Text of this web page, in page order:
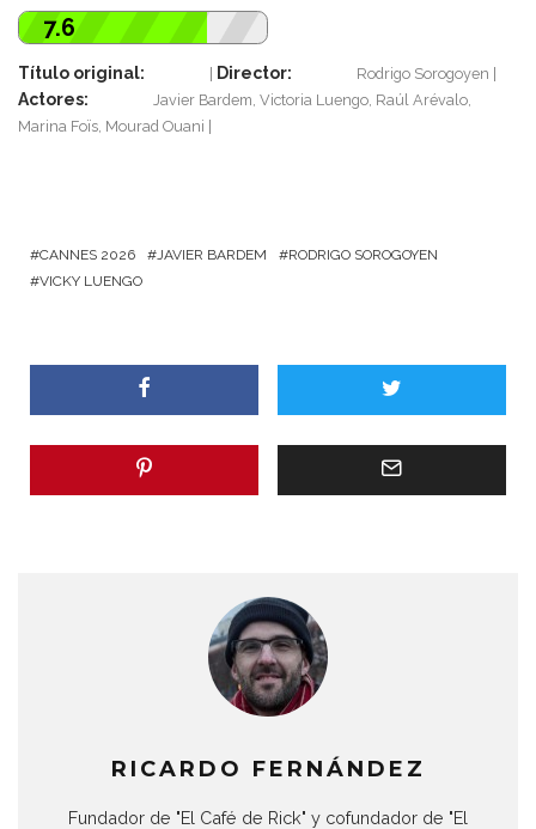
7.6
Título original: Director: Rodrigo Sorogoyen
Actores:
Javier Bardem, Victoria Luengo, Raúl Arévalo,
Marina Foïs, Mourad Ouani
CANNES 2026 JAVIER BARDEM
RODRIGO SOROGOYEN
VICKY LUENGO
RICARDO FERNÁNDEZ
Fundador de "El Café de Rick" y cofundador de "El